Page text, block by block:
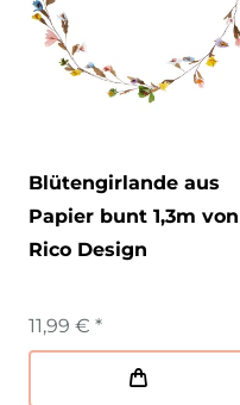
Blütengirlande aus
Papier bunt 1,3m von
Rico Design
11,99 € *